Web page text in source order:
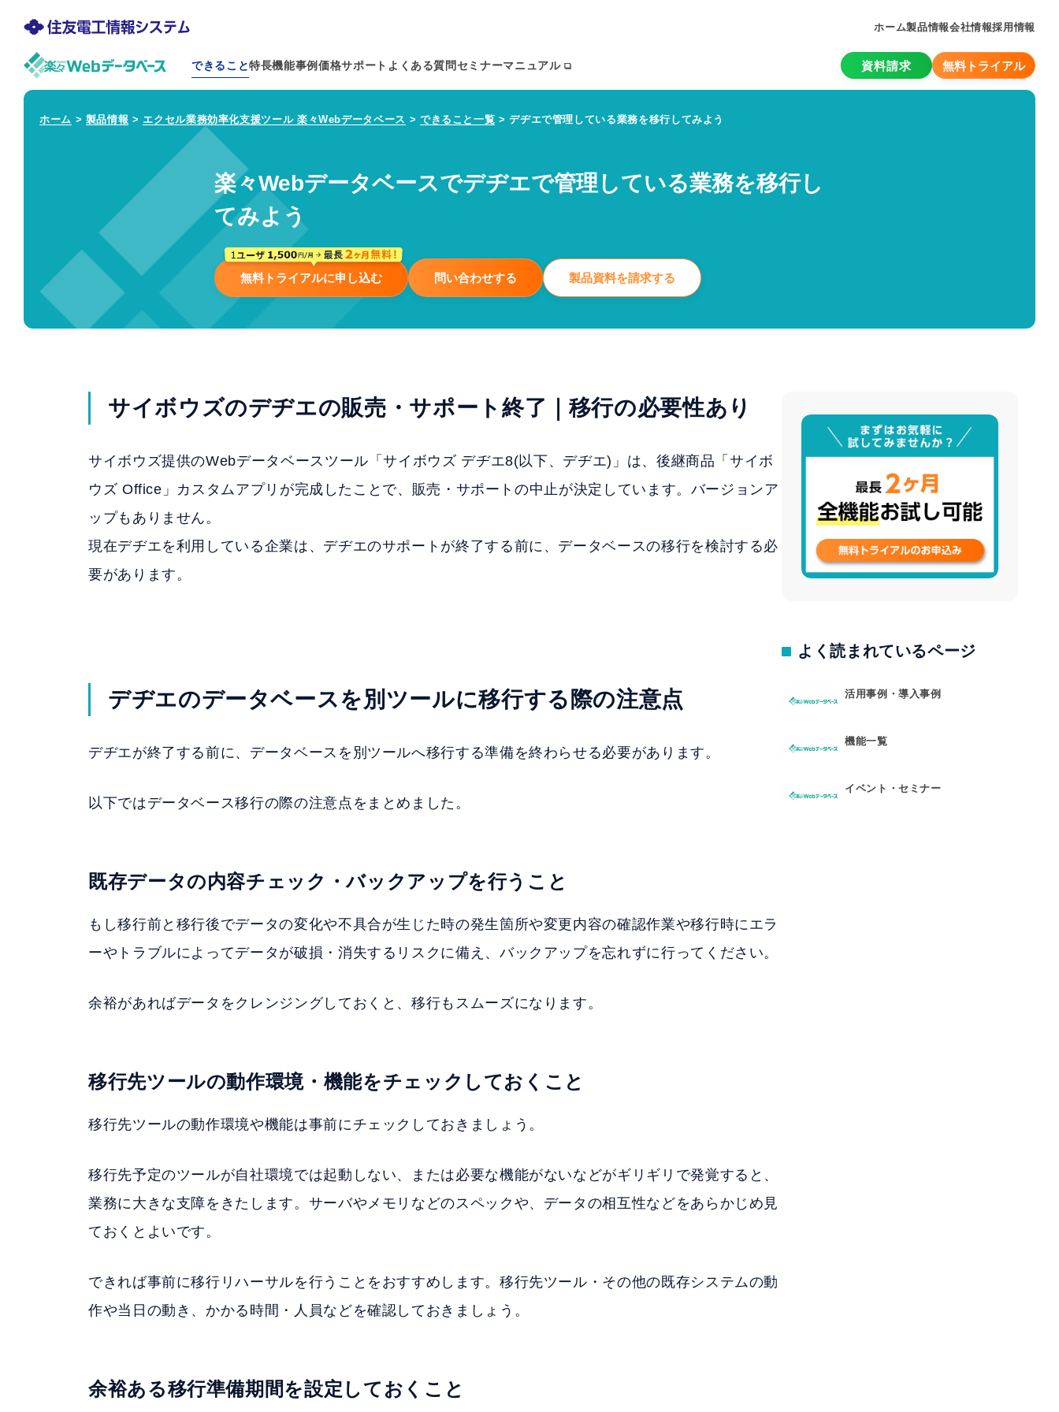
ホーム製品情報会社情報採用情報
できること特長機能事例価格サポート よくある質問セミナーマニュアル 資料請求 無料トライアル
ホーム > 製品情報 > エクセル業務効率化支援ツール 楽々Webデータベース > できること一覧 >デヂエで管理している業務を移行してみよう
楽々Webデータベースでデヂエで管理している業務を移行し
てみよう
無料トライアルに申し込む 問い合わせする 製品資料を請求する
サイボウズのデヂエの販売・サポート終了｜移行の必要性あり
サイボウズ提供のWebデータベースツール「サイボウズ デヂエ8(以下、デヂエ)」は、後継商品「サイボ
ウズ Office」カスタムアプリが完成したことで、販売・サポートの中止が決定しています。バージョンア
ップもありません。
現在デヂエを利用している企業は、デヂエのサポートが終了する前に、データベースの移行を検討する必
要があります。
デヂエのデータベースを別ツールに移行する際の注意点
デヂエが終了する前に、データベースを別ツールへ移行する準備を終わらせる必要があります。
以下ではデータベース移行の際の注意点をまとめました。
既存データの内容チェック・バックアップを行うこと
もし移行前と移行後でデータの変化や不具合が生じた時の発生箇所や変更内容の確認作業や移行時にエラ
ーやトラブルによってデータが破損・消失するリスクに備え、バックアップを忘れずに行ってください。
余裕があればデータをクレンジングしておくと、移行もスムーズになります。
移行先ツールの動作環境・機能をチェックしておくこと
移行先ツールの動作環境や機能は事前にチェックしておきましょう。
移行先予定のツールが自社環境では起動しない、または必要な機能がないなどがギリギリで発覚すると、
業務に大きな支障をきたします。サーバやメモリなどのスペックや、データの相互性などをあらかじめ見
ておくとよいです。
できれば事前に移行リハーサルを行うことをおすすめします。移行先ツール・その他の既存システムの動
作や当日の動き、かかる時間・人員などを確認しておきましょう。
余裕ある移行準備期間を設定しておくこと
よく読まれているページ
活用事例・導入事例
機能一覧
イベント・セミナー